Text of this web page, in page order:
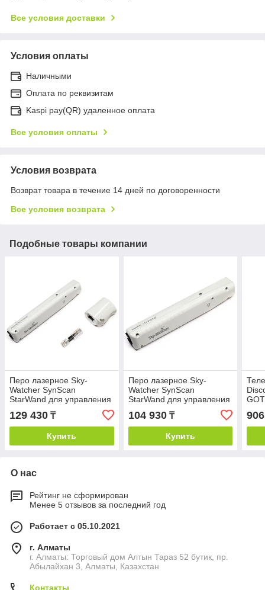
Все условия доставки
Условия оплаты
Наличными
Оплата по реквизитам
Kaspi pay(QR) удаленное оплата
Все условия оплаты
Условия возврата
Возврат товара в течение 14 дней по договоренности
Все условия возврата
Подобные товары компании
Перо лазерное Sky-
Watcher SynScan
StarWand для управления
телескопом (с адаптером
Wi-Fi)
129 430 ₸
Купить
Перо лазерное Sky-
Watcher SynScan
StarWand для управления
телескопом (без адаптера
Wi-Fi)
104 930₸
Купить
О нас
Рейтинг не сформирован
Менее 5 отзывов за последний год
Работает с 05.10.2021
г. Алматы
г. Алматы: Торговый дом Алтын Тараз 52 бутик, пр.
Абылайхан 3, Алматы, Казахстан
Контакты